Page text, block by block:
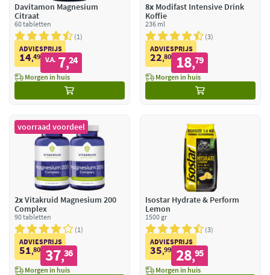
Davitamon Magnesium
Citraat
60 tabletten
1
ADVIESPRIJS
14,49 V.A. 7,24
Morgen in huis
8xModifast Intensive Drink
Koffie
236 ml
3
ADVIESPRIJS
22,80 18,79
Morgen in huis
voorraad voordeel
2xVitakruid Magnesium 200
Complex
90 tabletten
1
ADVIESPRIJS
51,80 37,36
Morgen in huis
Isostar Hydrate & Perform
Lemon
1500 gr
3
ADVIESPRIJS
35,99 28,95
Morgen in huis